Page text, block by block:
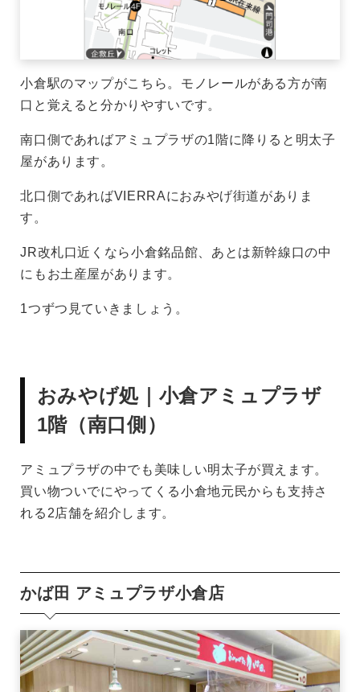
小倉駅のマップがこちら。モノレールがある方が南
口と覚えると分かりやすいです。
南口側であればアミュプラザの1階に降りると明太子
屋があります。
北口側であればVIERRAにおみやげ街道がありま
す。
JR改札口近くなら小倉銘品館、あとは新幹線口の中
にもお土産屋があります。
1つずつ見ていきましょう。
おみやげ処｜小倉アミュプラザ
1階（南口側）
アミュプラザの中でも美味しい明太子が買えます。
買い物ついでにやってくる小倉地元民からも支持さ
れる2店舗を紹介します。
かば田 アミュプラザ小倉店